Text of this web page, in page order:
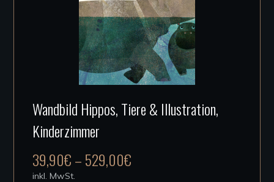
werden
Produkt
Wandbild Hippos, Tiere & Illustration,
Kinderzimmer
39,90€–529,00€
inkl. MwSt.